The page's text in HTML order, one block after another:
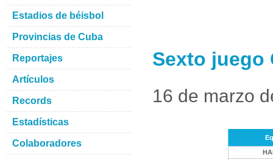
Sexto juego
16 de marzo
Estadios de béisbol
Provincias de Cuba
Reportajes
Artículos
Records
Estadísticas
Colaboradores